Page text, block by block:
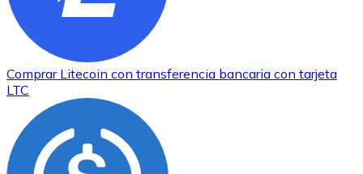
Comprar Litecoin con transferencia bancaria con tarjeta
LTC